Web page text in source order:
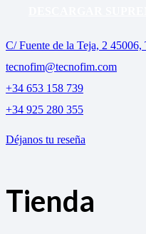
C/ Fuente de la Teja, 2 45006,
tecnofim@tecnofim.com
+34 653 158 739
+34 925 280 355
Déjanos tu reseña
Tienda